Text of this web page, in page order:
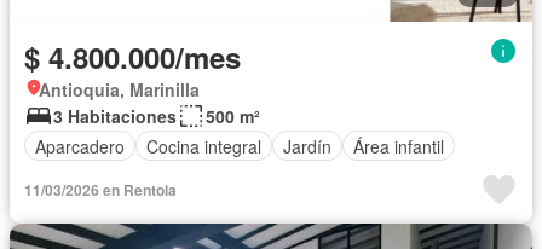
$ 4.800.000/mes
Antioquia, Marinilla
3 Habitaciones
500 m²
Aparcadero
Cocina integral Jardín Área infantil
11/03/2026 en Rentola